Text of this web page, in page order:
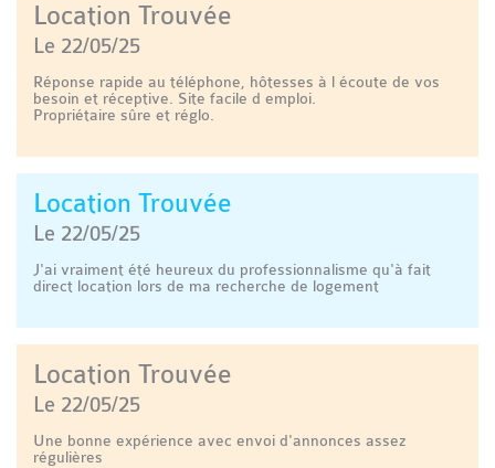
Location Trouvée
Le 22/05/25
Réponse rapide au téléphone, hôtesses à l écoute de vos
besoin et réceptive. Site facile d emploi.
Propriétaire sûre et réglo.
Location Trouvée
Le 22/05/25
J'ai vraiment été heureux du professionnalisme qu'à fait
direct location lors de ma recherche de logement
Location Trouvée
Le 22/05/25
Une bonne expérience avec envoi d'annonces assez
régulières